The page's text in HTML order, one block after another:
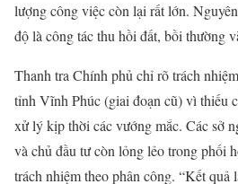
lượng công việc còn lại rất lớn.
độ là công tác thu hồi đất, bồi thường
Thanh tra Chính phủ chỉ rõ trách
tỉnh Vĩnh Phúc (giai đoạn cũ) vì thiếu
xử lý kịp thời các vướng mắc. Các sở
và chủ đầu tư còn lỏng lẻo trong phối
trách nhiệm theo phân công. “Kết quả